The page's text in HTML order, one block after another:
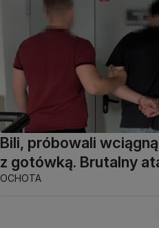
Bili, próbowali
z gotówką. Brutalny
OCHOTA